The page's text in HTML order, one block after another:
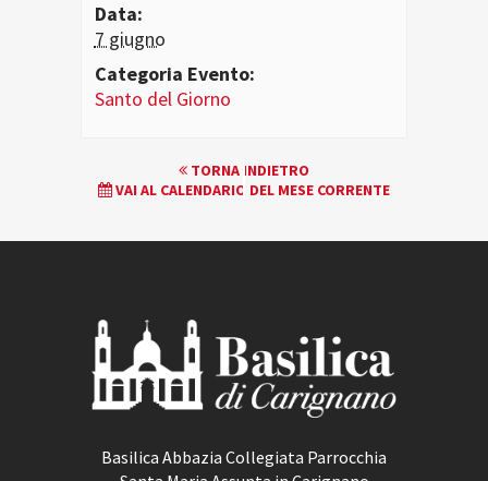
Data:
7 giugno
Categoria Evento:
Santo del Giorno
EVENTO
NAVIGATION
TORNA INDIETRO
VAI AL CALENDARIO DEL MESE CORRENTE
Basilica Abbazia Collegiata Parrocchia